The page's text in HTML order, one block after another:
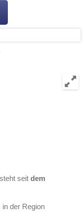
seit dem
der Region